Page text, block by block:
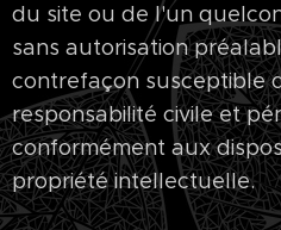
du site ou de l'un
sans autorisation
contrefaçon susceptible
responsabilité civile et
conformément aux
propriété intellectuelle.